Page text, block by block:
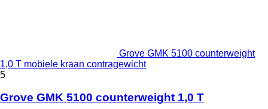
Grove GMK 5100 counterweight
1,0 T mobiele kraan contragewicht
5
Grove GMK 5100 counterweight 1,0 T